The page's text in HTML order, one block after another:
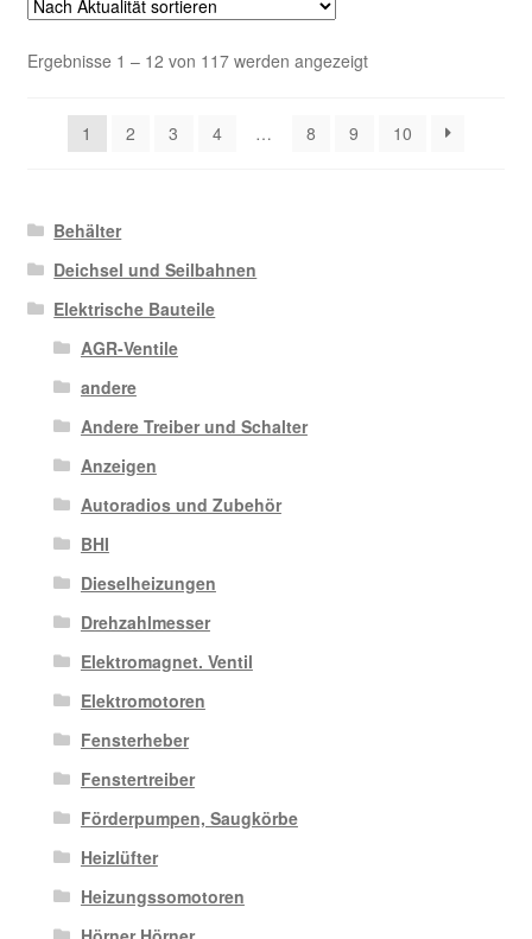
Ergebnisse 1 – 12 von 117 werden angezeigtNach
1
2 3 4 … 8 9 10
Behälter
Deichsel und Seilbahnen
Elektrische Bauteile
AGR-Ventile
andere
Andere Treiber und Schalter
Anzeigen
Autoradios und Zubehör
BHI
Dieselheizungen
Drehzahlmesser
Elektromagnet. Ventil
Elektromotoren
Fensterheber
Fenstertreiber
Förderpumpen, Saugkörbe
Heizlüfter
Heizungssomotoren